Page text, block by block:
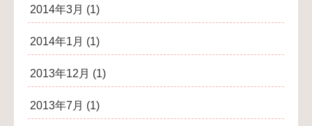
2014年3月 (1)
2014年1月 (1)
2013年12月 (1)
2013年7月 (1)